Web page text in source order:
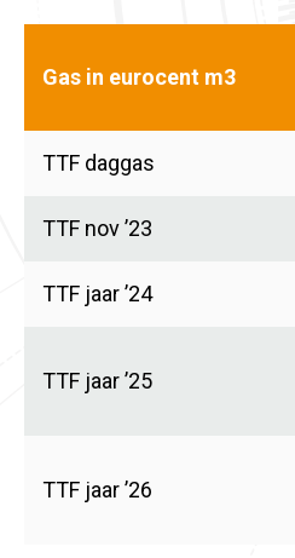
Gas in eurocent m3
TTF daggas
TTF nov ’23
TTF jaar ’24
TTF jaar ’25
TTF jaar ’26